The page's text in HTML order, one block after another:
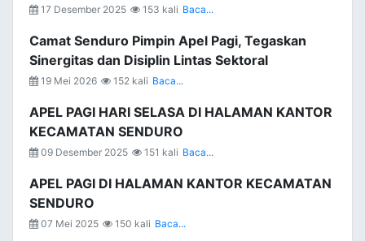
17 Desember 2025 153 kali Baca...
Camat Senduro Pimpin Apel Pagi, Tegaskan
Sinergitas dan Disiplin Lintas Sektoral
19 Mei 2026 152 kali Baca...
APEL PAGI HARI SELASA DI HALAMAN KANTOR
KECAMATAN SENDURO
09 Desember 2025 151 kali Baca...
APEL PAGI DI HALAMAN KANTOR KECAMATAN
SENDURO
07 Mei 2025 150 kali Baca...